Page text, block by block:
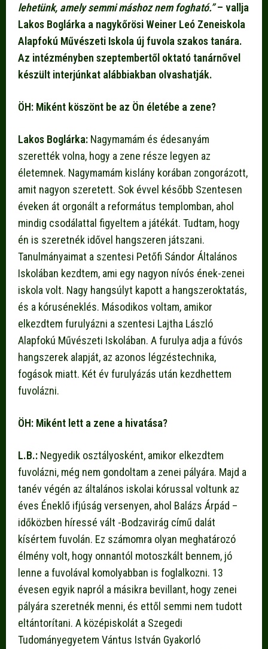
lehetünk, amely semmi máshoz nem fogható.”– vallja
Lakos Boglárka a nagykőrösi Weiner Leó Zeneiskola
Alapfokú Művészeti Iskola új fuvola szakos tanára.
Az intézményben szeptembertől oktató tanárnővel
készült interjúnkat alábbiakban olvashatják.
ÖH: Miként köszönt be az Ön életébe a zene?
Lakos Boglárka: Nagymamám és édesanyám
szerették volna, hogy a zene része legyen az
életemnek. Nagymamám kislány korában zongorázott,
amit nagyon szeretett. Sok évvel később Szentesen
éveken át orgonált a református templomban, ahol
mindig csodálattal figyeltem a játékát. Tudtam, hogy
én is szeretnék idővel hangszeren játszani.
Tanulmányaimat a szentesi Petőfi Sándor Általános
Iskolában kezdtem, ami egy nagyon nívós ének-zenei
iskola volt. Nagy hangsúlyt kapott a hangszeroktatás,
és a kóruséneklés. Másodikos voltam, amikor
elkezdtem furulyázni a szentesi Lajtha László
Alapfokú Művészeti Iskolában. A furulya adja a fúvós
hangszerek alapját, az azonos légzéstechnika,
fogások miatt. Két év furulyázás után kezdhettem
fuvolázni.
ÖH: Miként lett a zene a hivatása?
L.B.: Negyedik osztályosként, amikor elkezdtem
fuvolázni, még nem gondoltam a zenei pályára. Majd a
tanév végén az általános iskolai kórussal voltunk az
éves Éneklő ifjúság versenyen, ahol Balázs Árpád –
időközben híressé vált -Bodzavirág című dalát
kísértem fuvolán. Ez számomra olyan meghatározó
élmény volt, hogy onnantól motoszkált bennem, jó
lenne a fuvolával komolyabban is foglalkozni. 13
évesen egyik napról a másikra bevillant, hogy zenei
pályára szeretnék menni, és ettől semmi nem tudott
eltántorítani. A középiskolát a Szegedi
Tudományegyetem Vántus István Gyakorló